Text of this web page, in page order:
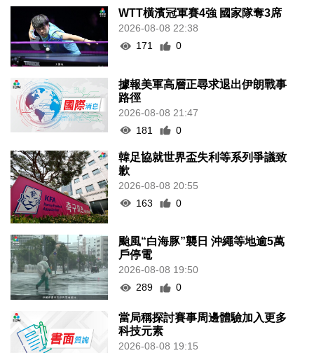
WTT橫濱冠軍賽4強 國家隊奪3席
2026-08-08 22:38
171
0
據報美軍高層正尋求退出伊朗戰事
路徑
2026-08-08 21:47
181
0
韓足協就世界盃失利等系列爭議致
歉
2026-08-08 20:55
163
0
颱風“白海豚”襲日 沖繩等地逾5萬
戶停電
2026-08-08 19:50
289
0
當局稱探討賽事周邊體驗加入更多
科技元素
2026-08-08 19:15